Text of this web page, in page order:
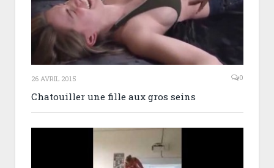
26 AVRIL 2015 0
Chatouiller une fille aux gros seins